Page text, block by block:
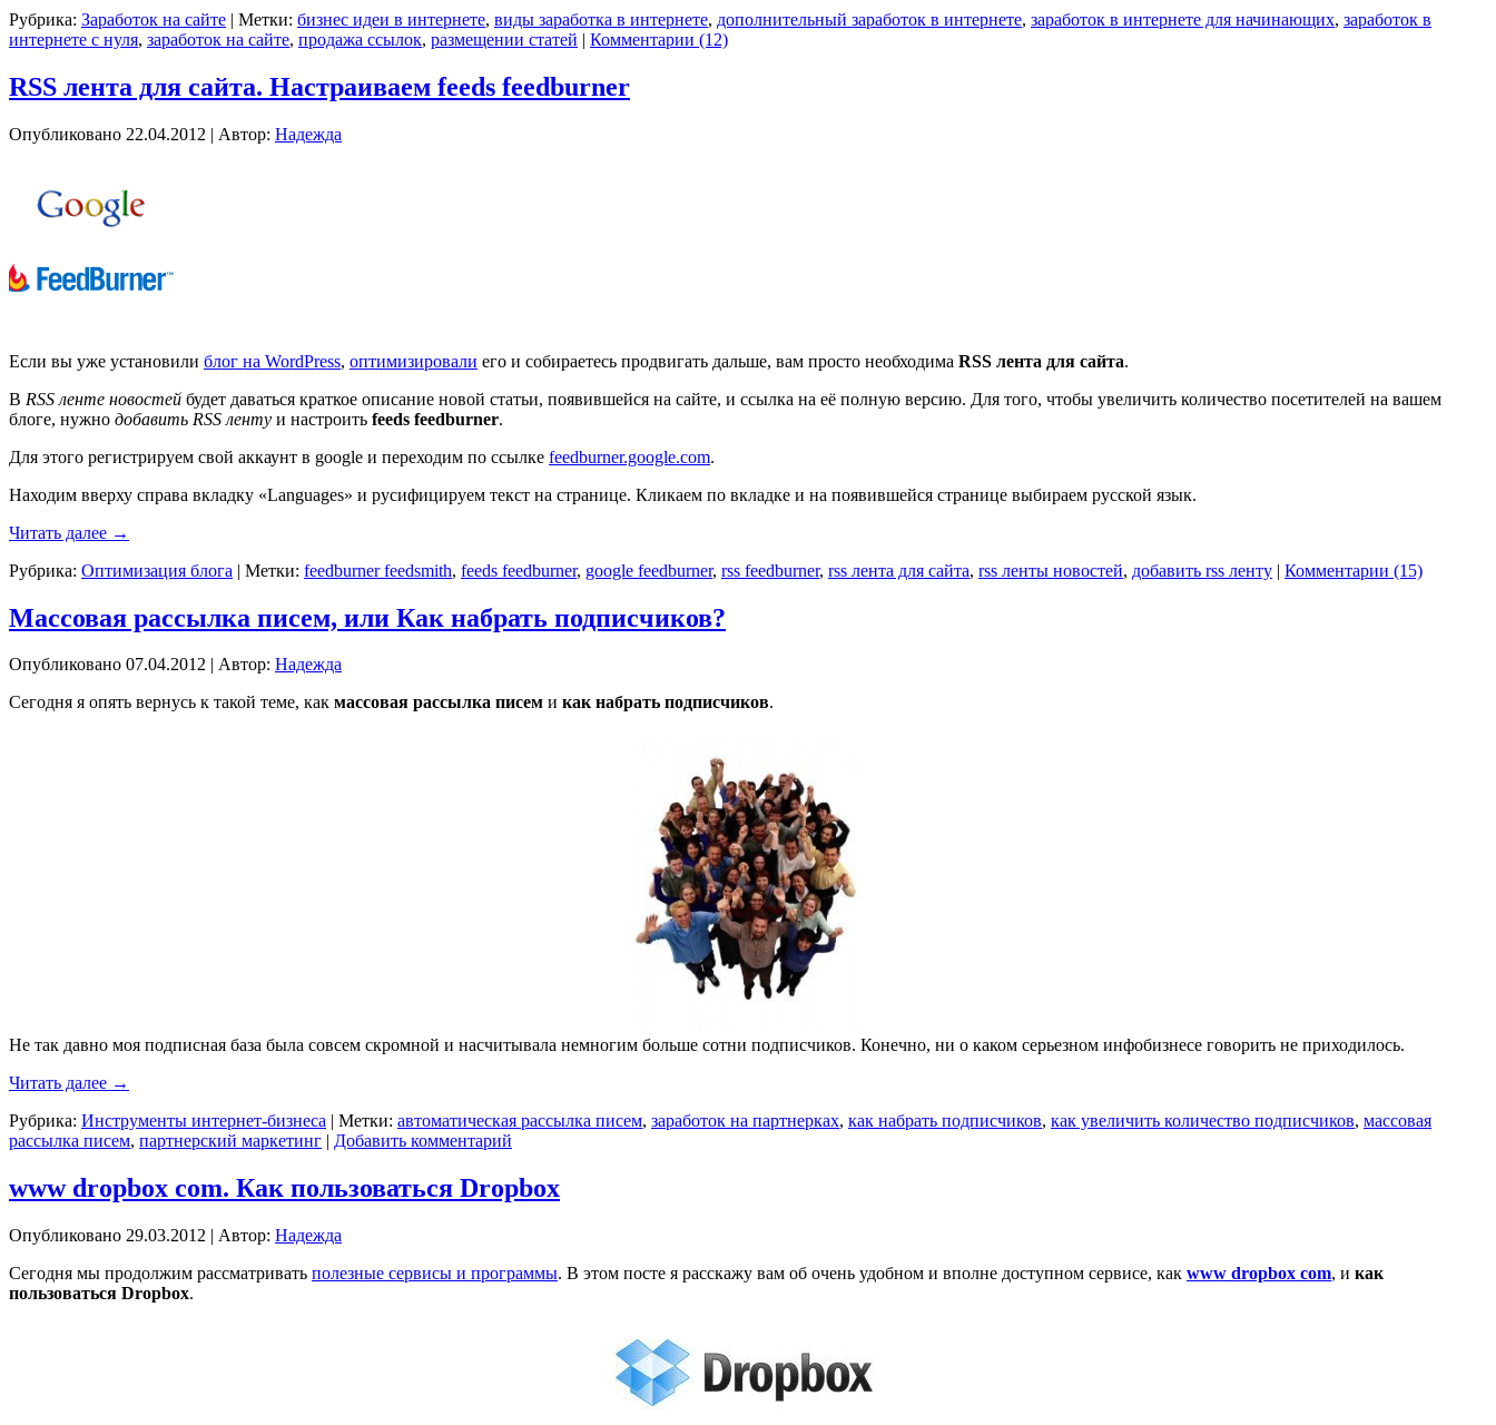
Рубрика: Заработок на сайте | Метки: бизнес идеи в интернете, виды заработка в интернете, дополнительный заработок в интернете, заработок в интернете для начинающих, заработок в
интернете с нуля, заработок на сайте, продажа ссылок, размещении статей | Комментарии (12)
RSS лента для сайта. Настраиваем feeds feedburner
Опубликовано 22.04.2012 | Автор: Надежда
Если вы уже установили блог на WordPress, оптимизировали его и собираетесь продвигать дальше, вам просто необходима RSS лента для сайта.
В RSS ленте новостей будет даваться краткое описание новой статьи, появившейся на сайте, и ссылка на её полную версию. Для того, чтобы увеличить количество посетителей на вашем
блоге, нужно добавить RSS ленту и настроить feeds feedburner.
Для этого регистрируем свой аккаунт в google и переходим по ссылке feedburner.google.com.
Находим вверху справа вкладку «Languages» и русифицируем текст на странице. Кликаем по вкладке и на появившейся странице выбираем русской язык.
Читать далее →
Рубрика: Оптимизация блога | Метки: feedburner feedsmith, feeds feedburner, google feedburner, rss feedburner, rss лента для сайта, rss ленты новостей, добавить rss ленту | Комментарии (15)
Массовая рассылка писем, или Как набрать подписчиков?
Опубликовано 07.04.2012 | Автор: Надежда
Сегодня я опять вернусь к такой теме, как массовая рассылка писем и как набрать подписчиков.
Не так давно моя подписная база была совсем скромной и насчитывала немногим больше сотни подписчиков. Конечно, ни о каком серьезном инфобизнесе говорить не приходилось.
Читать далее →
Рубрика: Инструменты интернет-бизнеса | Метки: автоматическая рассылка писем, заработок на партнерках, как набрать подписчиков, как увеличить количество подписчиков, массовая
рассылка писем, партнерский маркетинг | Добавить комментарий
www dropbox com. Как пользоваться Dropbox
Опубликовано 29.03.2012 | Автор: Надежда
Сегодня мы продолжим рассматривать полезные сервисы и программы. В этом посте я расскажу вам об очень удобном и вполне доступном сервисе, как www dropbox com, и как
пользоваться Dropbox.